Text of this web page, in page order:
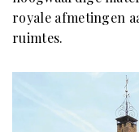
royale afmetingen
ruimtes.